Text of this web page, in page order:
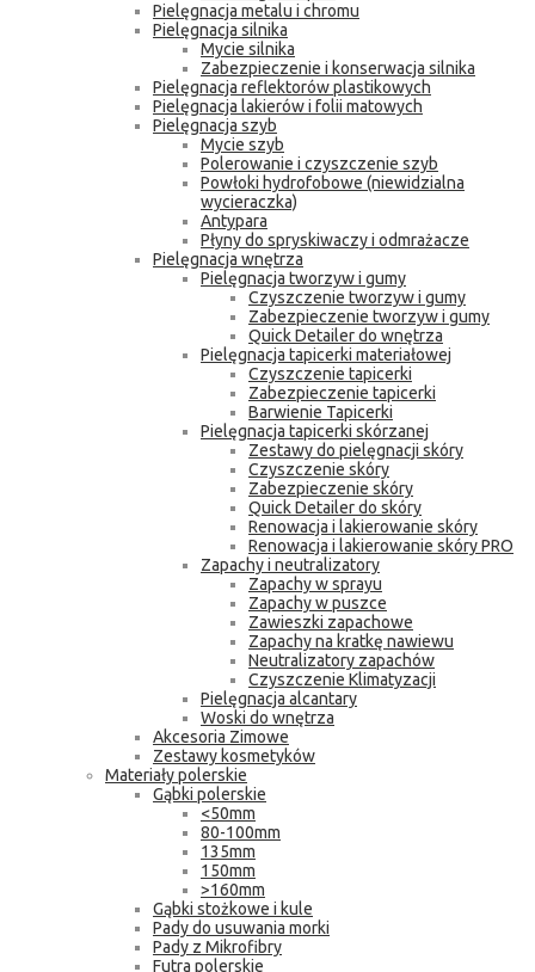
Pielęgnacja metalu i chromu
Pielęgnacja silnika
Mycie silnika
Zabezpieczenie i konserwacja silnika
Pielęgnacja reflektorów plastikowych
Pielęgnacja lakierów i folii matowych
Pielęgnacja szyb
Mycie szyb
Polerowanie i czyszczenie szyb
Powłoki hydrofobowe (niewidzialna
wycieraczka)
Antypara
Płyny do spryskiwaczy i odmrażacze
Pielęgnacja wnętrza
Pielęgnacja tworzyw i gumy
Czyszczenie tworzyw i gumy
Zabezpieczenie tworzyw i gumy
Quick Detailer do wnętrza
Pielęgnacja tapicerki materiałowej
Czyszczenie tapicerki
Zabezpieczenie tapicerki
Barwienie Tapicerki
Pielęgnacja tapicerki skórzanej
Zestawy do pielęgnacji skóry
Czyszczenie skóry
Zabezpieczenie skóry
Quick Detailer do skóry
Renowacja i lakierowanie skóry
Renowacja i lakierowanie skóry PRO
Zapachy i neutralizatory
Zapachy w sprayu
Zapachy w puszce
Zawieszki zapachowe
Zapachy na kratkę nawiewu
Neutralizatory zapachów
Czyszczenie Klimatyzacji
Pielęgnacja alcantary
Woski do wnętrza
Akcesoria Zimowe
Zestawy kosmetyków
Materiały polerskie
Gąbki polerskie
<50mm
80-100mm
135mm
150mm
>160mm
Gąbki stożkowe i kule
Pady do usuwania morki
Pady z Mikrofibry
Futra polerskie